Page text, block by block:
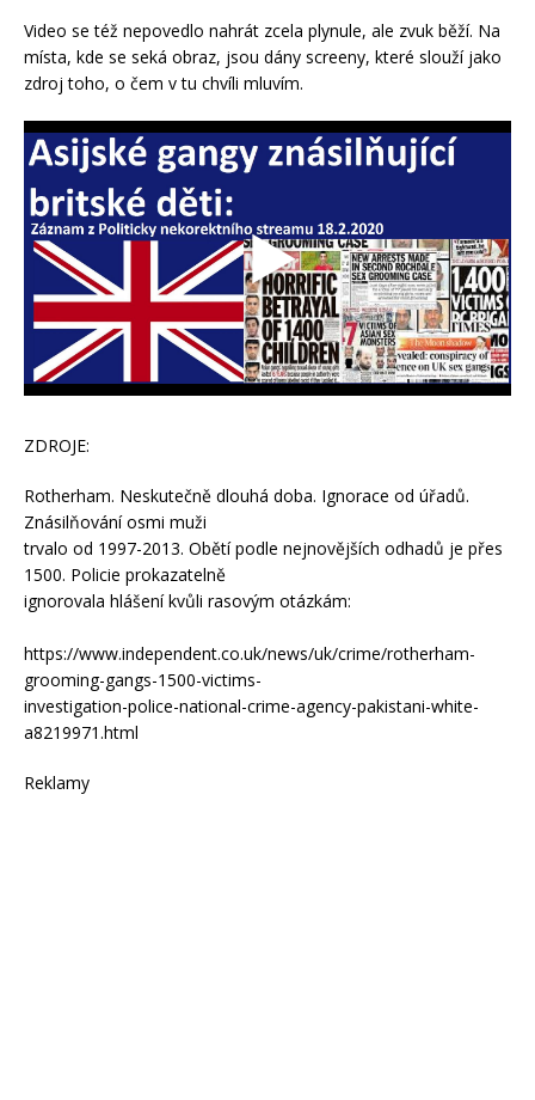
Video se též nepovedlo nahrát zcela plynule, ale zvuk běží. Na
místa, kde se seká obraz, jsou dány screeny, které slouží jako
zdroj toho, o čem v tu chvíli mluvím.
ZDROJE:
Rotherham. Neskutečně dlouhá doba. Ignorace od úřadů.
Znásilňování osmi muži
trvalo od 1997-2013. Obětí podle nejnovějších odhadů je přes
1500. Policie prokazatelně
ignorovala hlášení kvůli rasovým otázkám:
https://www.independent.co.uk/news/uk/crime/rotherham-
grooming-gangs-1500-victims-
investigation-police-national-crime-agency-pakistani-white-
a8219971.html
Reklamy